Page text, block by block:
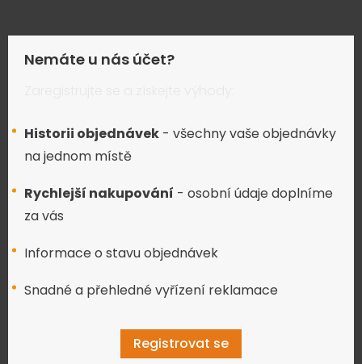
Nemáte u nás účet?
Historii objednávek - všechny vaše objednávky
na jednom místě
Rychlejší nakupování - osobní údaje doplníme
za vás
Informace o stavu objednávek
Snadné a přehledné vyřízení reklamace
Registrovat se